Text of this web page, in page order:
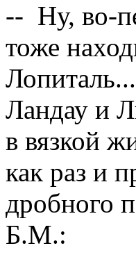
-- Ну, во-
тоже
Ландау и
в вязкой
как раз и
дробного
Б.М.: